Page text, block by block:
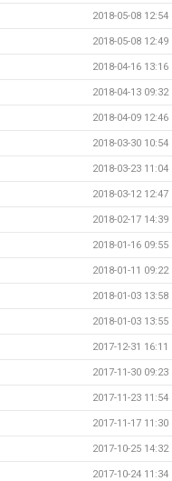
2018-05-08 12:54
2018-05-08 12:49
2018-04-16 13:16
2018-04-13 09:32
2018-04-09 12:46
2018-03-30 10:54
2018-03-23 11:04
2018-03-12 12:47
2018-02-17 14:39
2018-01-16 09:55
2018-01-11 09:22
2018-01-03 13:58
2018-01-03 13:55
2017-12-31 16:11
2017-11-30 09:23
2017-11-23 11:54
2017-11-17 11:30
2017-10-25 14:32
2017-10-24 11:34